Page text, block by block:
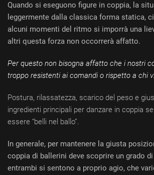
Quando si eseguono figure in coppia, la
leggermente dalla classica forma statica,
alcuni momenti del ritmo si imporrà una
altri questa forza non occorrerà affatto.
Per questo non bisogna affatto che i nostri
troppo resistenti ai comandi o rispetto a chi
Postura, rilassatezza, scarico del peso e
ingredienti principali per danzare in coppia
essere “belli nel ballo”.
In generale, per mantenere la giusta
coppia di ballerini deve scoprire un grado
entrambi si sentono a proprio agio, che